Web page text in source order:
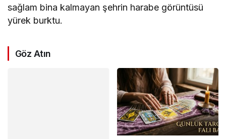
sağlam bina kalmayan şehrin harabe görüntüsü
yürek burktu.
Göz Atın